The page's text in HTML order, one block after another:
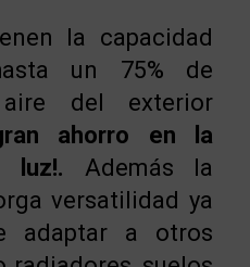
la capacidad
un 75% de
del exterior
ahorro en la
luz!. Además la
versatilidad ya
adaptar a otros